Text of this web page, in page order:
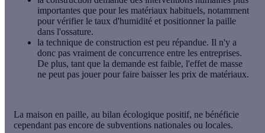
importantes que pour les matériaux habituels, notamment
pour vérifier le taux d'humidité et positionner la paille
dans l'ossature.
la technique de construction est peu répandue. Il n'y a
donc pas vraiment de concurrence entre les entreprises.
De plus, tant que la demande est faible, l'effet de masse
ne peut pas jouer pour faire baisser les prix de matériaux.
La maison en paille, au bilan écologique positif, ne bénéficie
cependant pas encore de subventions nationales ou locales.